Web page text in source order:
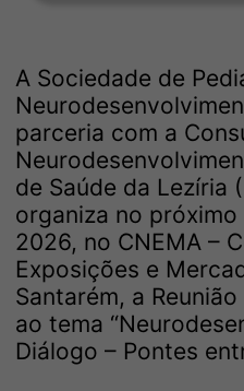
A Sociedade de
parceria com a
de Saúde da Lezíria
organiza no
2026, no CNEMA –
Exposições e
Santarém, a
ao tema
Diálogo – Pontes